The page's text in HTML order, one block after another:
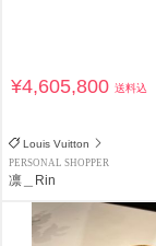
¥4,605,800送料込
Louis Vuitton
PERSONAL SHOPPER
凛＿Rin